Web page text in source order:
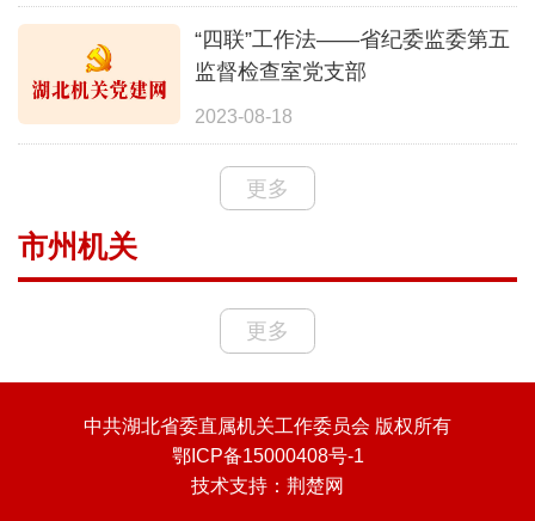
“四联”工作法——省纪委监委第五
监督检查室党支部
2023-08-18
更多
市州机关
更多
中共湖北省委直属机关工作委员会 版权所有
鄂ICP备15000408号-1
技术支持： 荆楚网